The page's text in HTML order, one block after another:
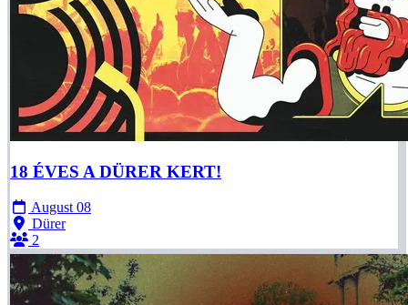
18 ÉVES A DÜRER KERT!
August 08
Dürer
2